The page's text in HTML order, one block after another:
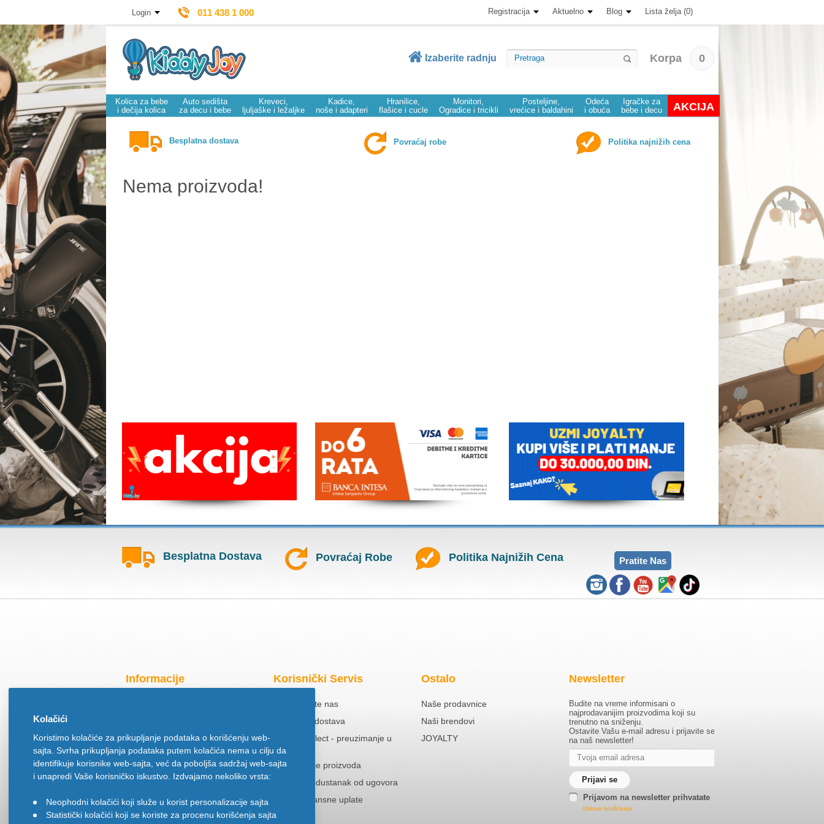
Login 011 438 1 000 Registracija Aktuelno Blog Lista želja (0)
Izaberite radnju Korpa 0
Kolica za bebe
i dečija kolica
Auto sedišta
za decu i bebe
Kreveci,
ljuljaške i ležaljke
Kadice,
noše i adapteri
Hranilice,
flašice i cucle
Monitori,
Ogradice i tricikli
Posteljine,
vrećice i baldahini
Odeća
i obuća
Igračke za
bebe i decu
AKCIJA
Besplatna dostava Povraćaj robe Politika najnižih cena
Nema proizvoda!
Besplatna Dostava Povraćaj Robe Politika Najnižih Cena Pratite Nas
Informacije
Način isporuke
Načini plaćanja
Politika privatnosti
Uslovi korišćenja
Korisnički Servis
Kontaktirajte nas
Besplatna dostava
Click & Collect - preuzimanje u
prodavnici
Reklamacije proizvoda
Pravo na odustanak od ugovora
Politika Avansne uplate
Ostalo
Naše prodavnice
Naši brendovi
JOYALTY
Newsletter
Budite na vreme informisani o
najprodavanijim proizvodima koji su
trenutno na sniženju.
Ostavite Vašu e-mail adresu i prijavite se
na naš newsletter!
Prijavom na newsletter prihvatate
Uslove korišćenja
Kolačići
Koristimo kolačiće za prikupljanje podataka o korišćenju web-
sajta. Svrha prikupljanja podataka putem kolačića nema u cilju da
identifikuje korisnike web-sajta, već da poboljša sadržaj web-sajta
i unapredi Vaše korisničko iskustvo. Izdvajamo nekoliko vrsta:
•
Neophodni kolačići koji služe u korist personalizacije sajta
•
Statistički kolačići koji se koriste za procenu korišćenja sajta